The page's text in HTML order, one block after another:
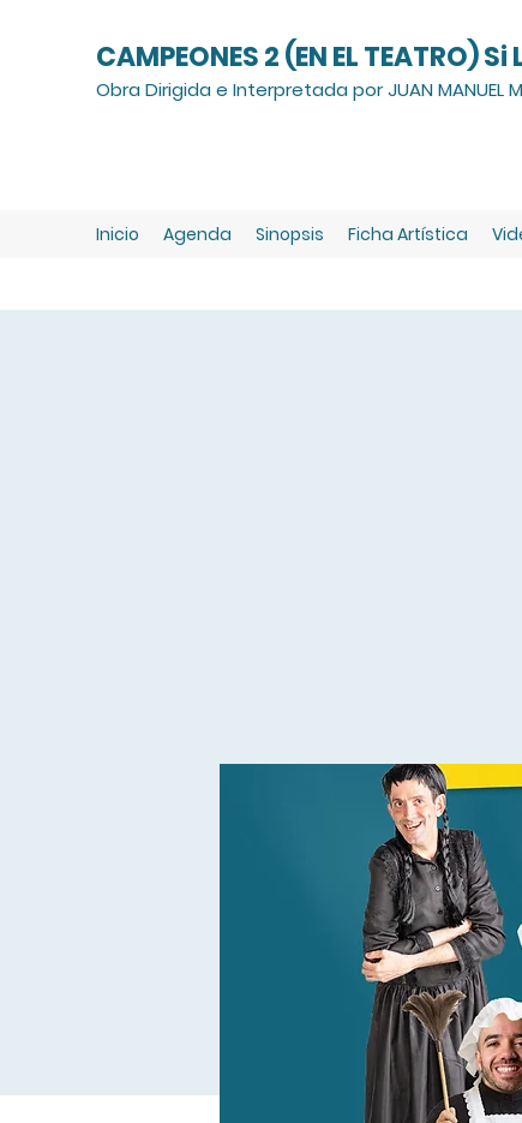
CAMPEONES 2 (EN EL
Obra Dirigida e Interpretada por JUAN MANUEL
Inicio Agenda Sinopsis Ficha Artística